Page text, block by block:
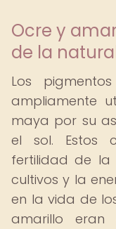
Ocre y
de la
Los
ampliamente
maya por su
el sol. Estos
fertilidad de la
cultivos y la
en la vida de
amarillo eran